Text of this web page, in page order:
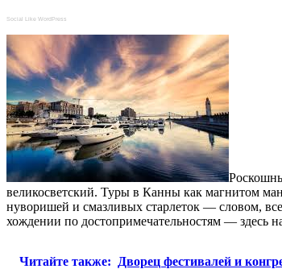
Social Like WordPress
великосветский. Туры в Канны как магнитом
нуворишей и смазливых старлеток — словом,
хождении по достопримечательностям — здесь
Читайте также: Дворец фестивалей и